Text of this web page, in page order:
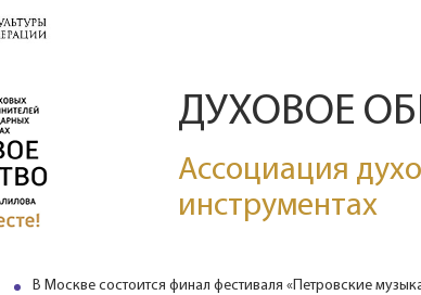
ДУХОВОЕ
Ассоциация
инструментах
В Москве состоится финал фестиваля «Петровские